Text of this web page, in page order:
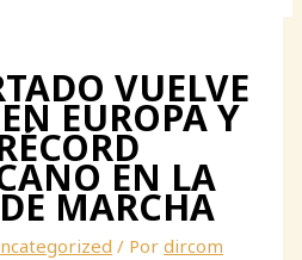
VUELVE
EUROPA Y
EN LA
MARCHA
/ Pordircom